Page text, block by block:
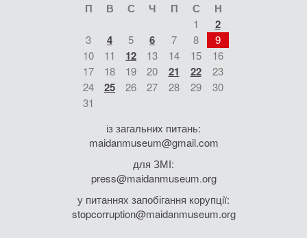
П В С Ч П С Н
1 2
3 4 5 6 7 8
9
10
11 12 13 14 15
16
17
18 19 20 21 22
23
24
25 26 27 28 29
30
31
із загальних питань:
maidanmuseum@gmail.com
для ЗМІ:
press@maidanmuseum.org
у питаннях запобігання корупції:
stopcorruption@maidanmuseum.org